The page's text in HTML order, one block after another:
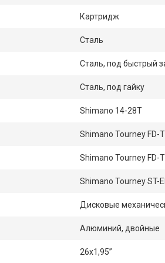
Картридж
Сталь
Сталь, под быстрый
Сталь, под гайку
Shimano 14-28T
Shimano Tourney FD-
Shimano Tourney FD-
Shimano Tourney ST-
Дисковые
Алюминий, двойные
26x1,95”